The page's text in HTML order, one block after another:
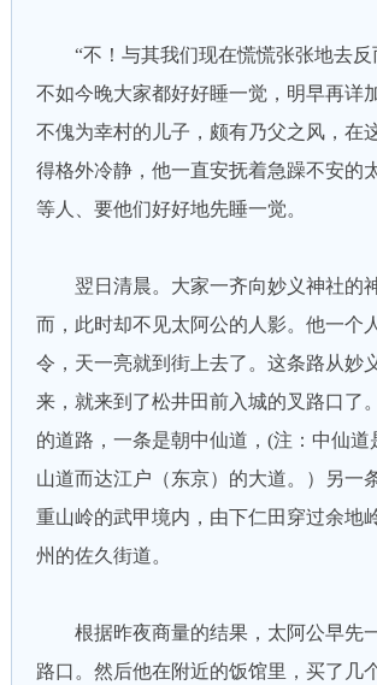
“不！与其我们现在慌慌张张地去反
不如今晚大家都好好睡一觉，明早再详
不傀为幸村的儿子，颇有乃父之风，在
得格外冷静，他一直安抚着急躁不安的
等人、要他们好好地先睡一觉。
翌日清晨。大家一齐向妙义神社的
而，此时却不见太阿公的人影。他一个
令，天一亮就到街上去了。这条路从妙
来，就来到了松井田前入城的叉路口了
的道路，一条是朝中仙道，(注：中仙道
山道而达江户（东京）的大道。）另一
重山岭的武甲境内，由下仁田穿过余地
州的佐久街道。
根据昨夜商量的结果，太阿公早先
路口。然后他在附近的饭馆里，买了几